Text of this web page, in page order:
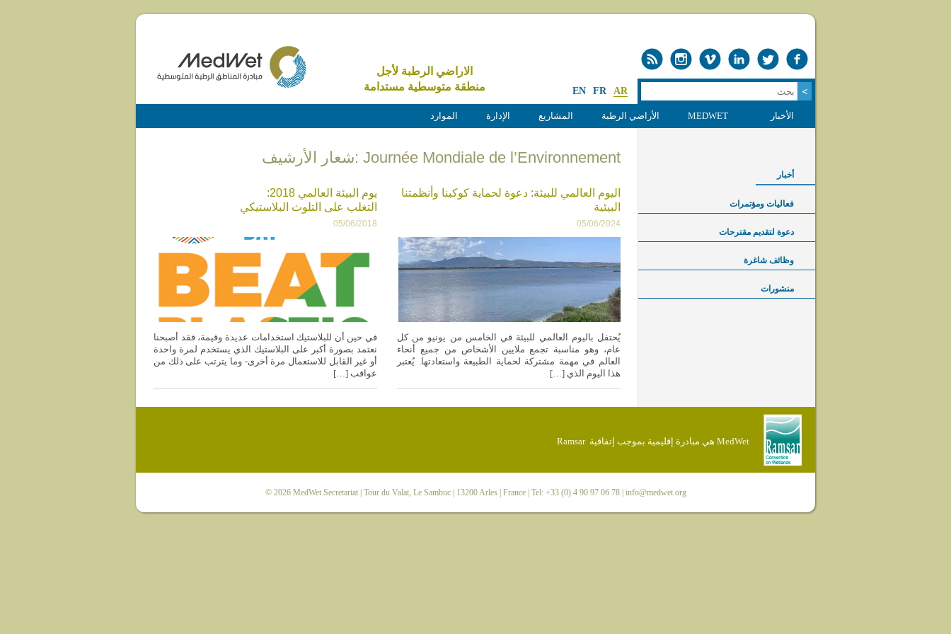
الاراضي الرطبة لأجل
منطقة متوسطية مستدامة
EN FR AR
الأخبار MEDWET الأراضي الرطبة المشاريع الإدارة الموارد
Journée Mondiale de l’Environnement :شعار الأرشيف
اليوم العالمي للبيئة: دعوة لحماية كوكبنا وأنظمتنا
البيئية
05/06/2024
يُحتفل باليوم العالمي للبيئة في الخامس من يونيو من كل
عام، وهو مناسبة تجمع ملايين الأشخاص من جميع أنحاء
العالم في مهمة مشتركة لحماية الطبيعة واستعادتها. يُعتبر
هذا اليوم الذي […]
يوم البيئة العالمي 2018:
التغلب على التلوث البلاستيكي
05/06/2018
في حين أن للبلاستيك استخدامات عديدة وقيمة، فقد أصبحنا
نعتمد بصورة أكبر على البلاستيك الذي يستخدم لمرة واحدة
أو غير القابل للاستعمال مرة أخرى- وما يترتب على ذلك من
عواقب […]
أخبار
فعاليات ومؤتمرات
دعوة لتقديم مقترحات
وظائف شاغرة
منشورات
MedWet هي مبادرة إقليمية بموجب إتفاقية Ramsar
© 2026 MedWet Secretariat| Tour du Valat, Le Sambuc | 13200 Arles | France | Tel: +33 (0) 4 90 97 06 78 | info@medwet.org